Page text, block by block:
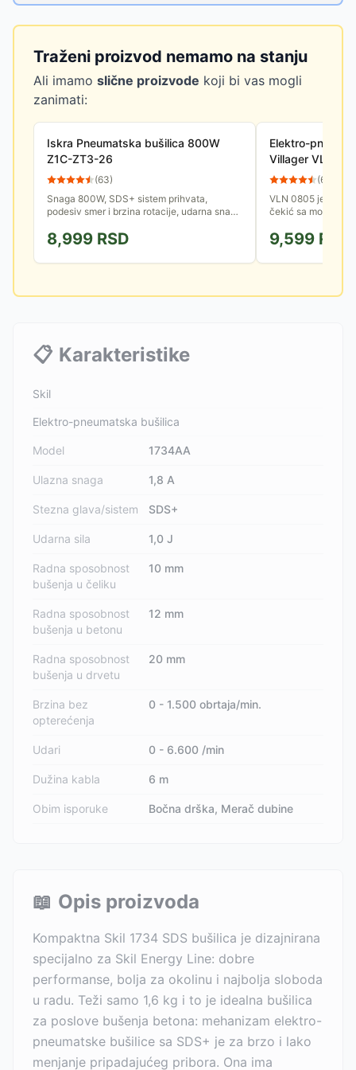
Traženi proizvod nemamo na stanju
Ali imamo slične proizvode koji bi vas mogli
zanimati:
Iskra Pneumatska bušilica 800W
Z1C-ZT3-26
(63)
Snaga 800W, SDS+ sistem prihvata,
podesiv smer i brzina rotacije, udarna snaga
8,999 RSD
Elektro-
Villager VLN
(61
VLN 0805 je
čekić sa motorom
burgija i dleta,
9,599 RSD
📋 Karakteristike
Skil
Elektro-pneumatska bušilica
Model 1734AA
Ulazna snaga 1,8 A
Stezna glava/sistem SDS+
Udarna sila 1,0 J
Radna sposobnost
bušenja u čeliku
10 mm
Radna sposobnost
bušenja u betonu
12 mm
Radna sposobnost
bušenja u drvetu
20 mm
Brzina bez
opterećenja
0 - 1.500 obrtaja/min.
Udari 0 - 6.600 /min
Dužina kabla 6 m
Obim isporuke Bočna drška, Merač dubine
📖 Opis proizvoda
Kompaktna Skil 1734 SDS bušilica je dizajnirana
specijalno za Skil Energy Line: dobre
performanse, bolja za okolinu i najbolja sloboda
u radu. Teži samo 1,6 kg i to je idealna bušilica
za poslove bušenja betona: mehanizam elektro-
pneumatske bušilice sa SDS+ je za brzo i lako
menjanje pripadajućeg pribora. Ona ima